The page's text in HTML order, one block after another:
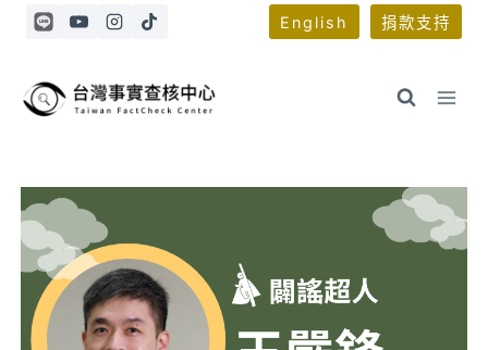
Skip
English 捐款支持